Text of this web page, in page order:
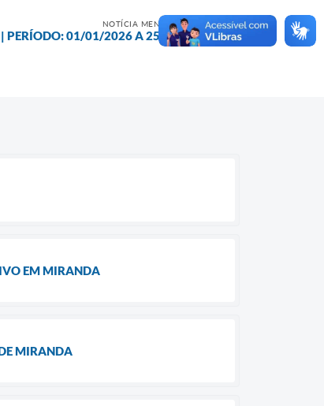
NOTÍCIA MENOS RECENTE
| PERÍODO: 01/01/2026 A 25/05/2026
EM MIRANDA
MIRANDA